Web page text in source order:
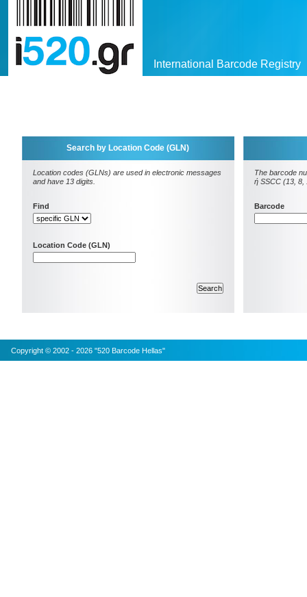
International Barcode Registry
Search by Location Code (GLN)
Location codes (GLNs) are used in electronic messages
and have 13 digits.
Find
Location Code (GLN)
The barcode
ή SSCC (13, 8,
Barcode
Copyright © 2002 - 2026 "520 Barcode Hellas"